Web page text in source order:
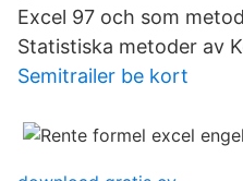
Excel 97 och som
Statistiska metoder av
Semitrailer be kort